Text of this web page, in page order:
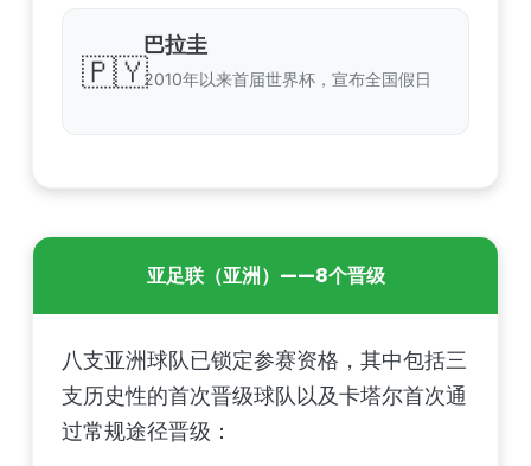
🇵🇾
巴拉圭
2010年以来首届世界杯，宣布全国假日
亚足联（亚洲）——8个晋级
八支亚洲球队已锁定参赛资格，其中包括三
支历史性的首次晋级球队以及卡塔尔首次通
过常规途径晋级：